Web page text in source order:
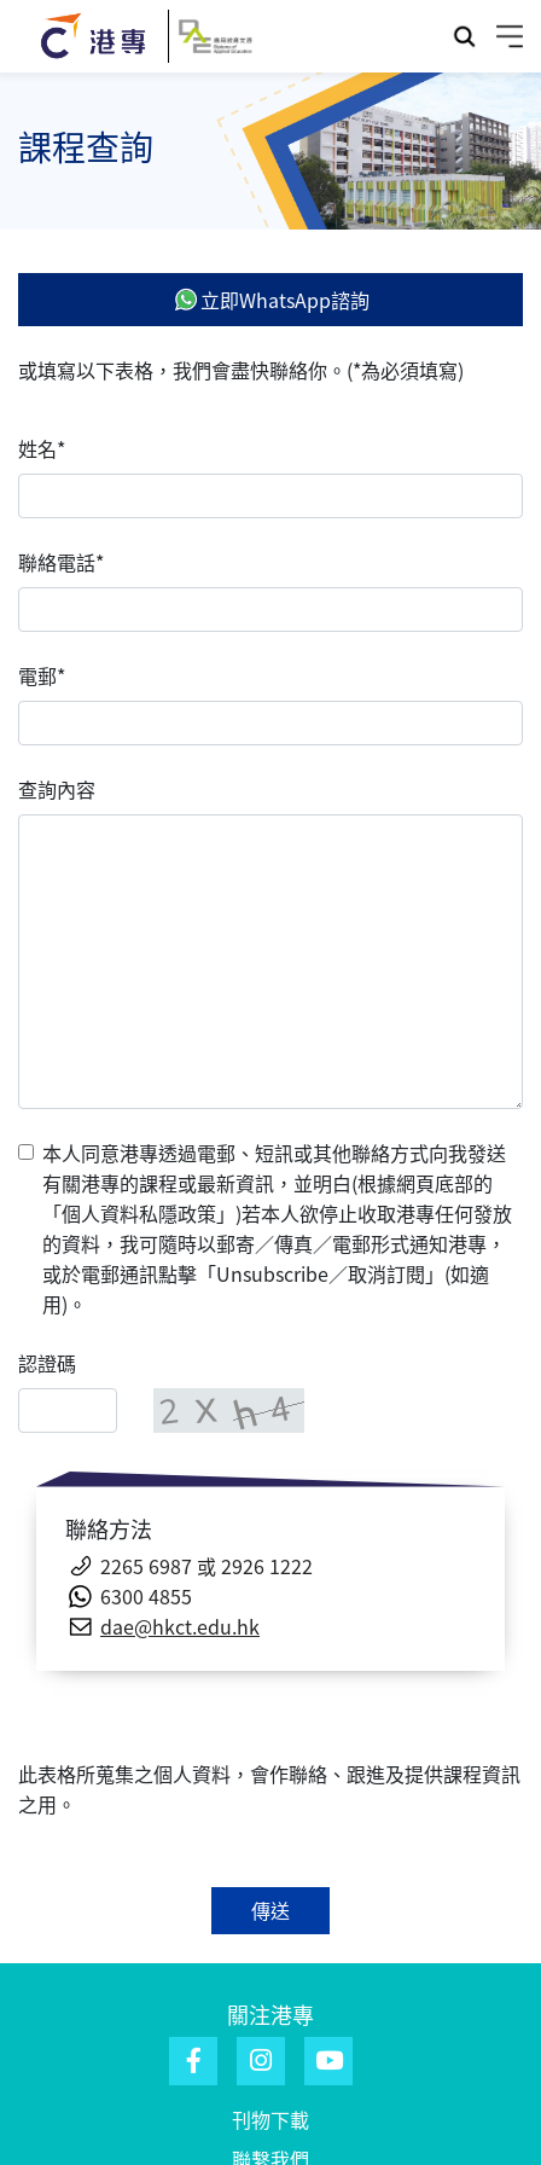
課程查詢
立即WhatsApp諮詢
或填寫以下表格，我們會盡快聯絡你。(*為必須填寫)
姓名*
聯絡電話*
電郵*
查詢內容
本人同意港專透過電郵、短訊或其他聯絡方式向我發送
有關港專的課程或最新資訊，並明白(根據網頁底部的
「個人資料私隱政策」)若本人欲停止收取港專任何發放
的資料，我可隨時以郵寄／傳真／電郵形式通知港專，
或於電郵通訊點擊「Unsubscribe／取消訂閱」(如適
用)。
認證碼
聯絡方法
2265 6987 或2926 1222
6300 4855
dae@hkct.edu.hk
此表格所蒐集之個人資料，會作聯絡、跟進及提供課程資訊
之用。
傳送
關注港專
刊物下載
聯繫我們